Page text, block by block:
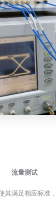
流量测试
其满足相应标准